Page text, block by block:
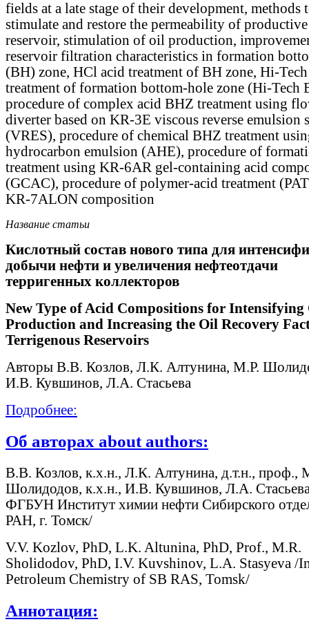
fields at a late stage of their development, methods
stimulate and restore the permeability of productive
reservoir, stimulation of oil production,
reservoir filtration characteristics in formation
(BH) zone, HCl acid treatment of BH zone, Hi-Tech
treatment of formation bottom-hole zone (Hi-Tech
procedure of complex acid BHZ treatment using
diverter based on KR-3E viscous reverse emulsion
(VRES), procedure of chemical BHZ treatment
hydrocarbon emulsion (AHE), procedure of
treatment using KR-6AR gel-containing acid
(GCAC), procedure of polymer-acid treatment
KR-7ALON composition
Название статьи
Кислотный состав нового типа для
добычи нефти и увеличения нефтеотдачи
терригенных коллекторов
New Type of Acid Compositions for Intensifying
Production and Increasing the Oil Recovery
Terrigenous Reservoirs
Авторы В.В. Козлов, Л.К. Алтунина, М.Р.
И.В. Кувшинов, Л.А. Стасьева
Подробнее:
Об авторах about authors:
В.В. Козлов, к.х.н., Л.К. Алтунина, д.т.н., проф.,
Шолидодов, к.х.н., И.В. Кувшинов, Л.А.
ФГБУН Институт химии нефти Сибирского
РАН, г. Томск/
V.V. Kozlov, PhD, L.K. Altunina, PhD, Prof., M.R.
Sholidodov, PhD, I.V. Kuvshinov, L.A. Stasyeva /
Petroleum Chemistry of SB RAS, Tomsk/
Аннотация: